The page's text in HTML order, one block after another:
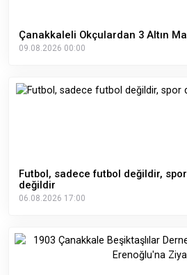
Çanakkaleli Okçulardan 3 Altın
09.08.2026 00:00
Futbol, sadece futbol değildir,
değildir
06.08.2026 17:00